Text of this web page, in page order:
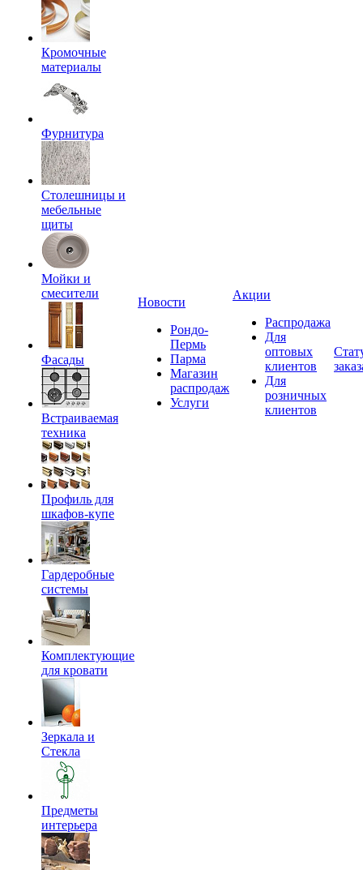
Кромочные
материалы
Фурнитура
Столешницы и
мебельные
щиты
Мойки и
смесители
Фасады
Встраиваемая
техника
Профиль для
шкафов-купе
Гардеробные
системы
Комплектующие
для кровати
Зеркала и
Стекла
Предметы
интерьера
Новости
Рондо-
Пермь
Парма
Магазин
распродаж
Услуги
Акции
Распродажа
Для
оптовых
клиентов
Для
розничных
клиентов